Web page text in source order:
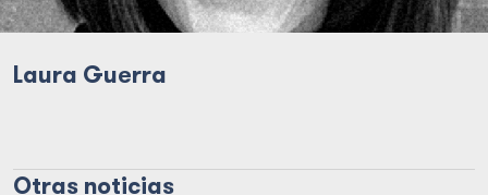
Laura Guerra
Otras noticias